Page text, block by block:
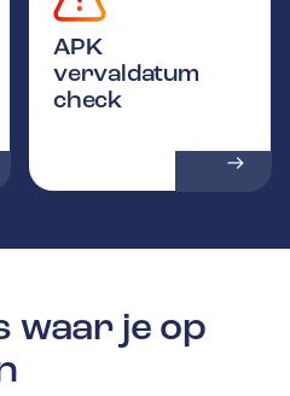
APK
vervaldatum
check
waar je op